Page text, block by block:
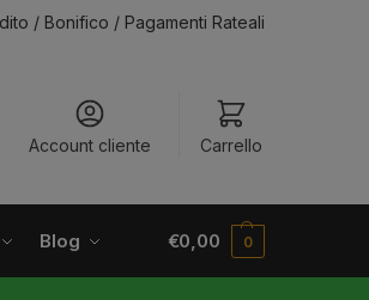
/ Bonifico / Pagamenti Rateali
Account cliente Carrello
Blog €0,00 0